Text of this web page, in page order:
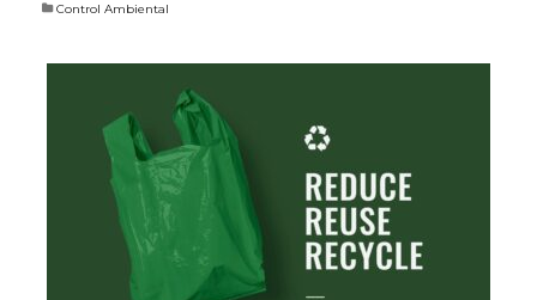
Control Ambiental